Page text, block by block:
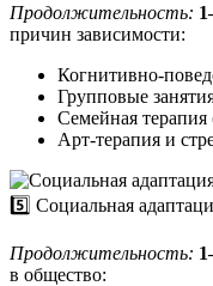
Продолжительность:
причин зависимости:
Когнитивно-
Групповые
Семейная терапия
Арт-терапия и
5️⃣ Социальная
Продолжительность:
в общество: